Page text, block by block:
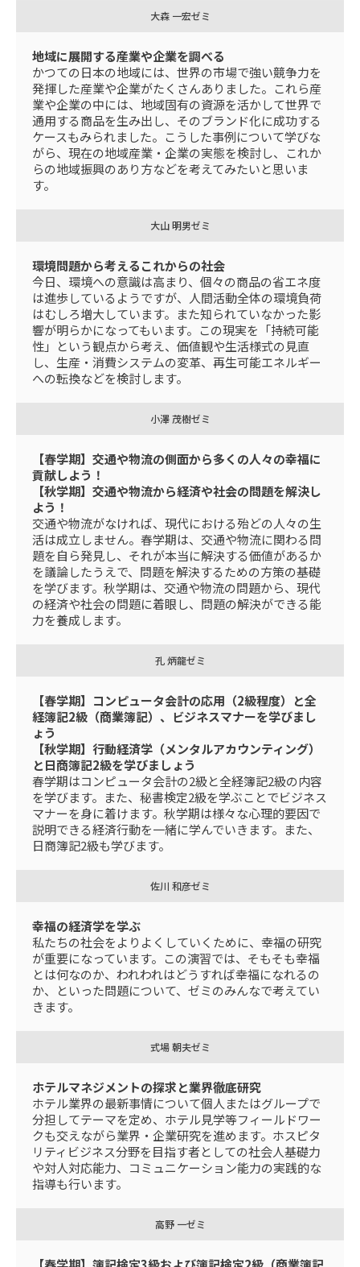
大森 一宏ゼミ
地域に展開する産業や企業を調べる
かつての日本の地域には、世界の市場で強い競争力を
発揮した産業や企業がたくさんありました。これら産
業や企業の中には、地域固有の資源を活かして世界で
通用する商品を生み出し、そのブランド化に成功する
ケースもみられました。こうした事例について学びな
がら、現在の地域産業・企業の実態を検討し、これか
らの地域振興のあり方などを考えてみたいと思いま
す。
大山 明男ゼミ
環境問題から考えるこれからの社会
今日、環境への意識は高まり、個々の商品の省エネ度
は進歩しているようですが、人間活動全体の環境負荷
はむしろ増大しています。また知られていなかった影
響が明らかになってもいます。この現実を「持続可能
性」という観点から考え、価値観や生活様式の見直
し、生産・消費システムの変革、再生可能エネルギー
への転換などを検討します。
小澤 茂樹ゼミ
【春学期】交通や物流の側面から多くの人々の幸福に
貢献しよう！
【秋学期】交通や物流から経済や社会の問題を解決し
よう！
交通や物流がなければ、現代における殆どの人々の生
活は成立しません。春学期は、交通や物流に関わる問
題を自ら発見し、それが本当に解決する価値があるか
を議論したうえで、問題を解決するための方策の基礎
を学びます。秋学期は、交通や物流の問題から、現代
の経済や社会の問題に着眼し、問題の解決ができる能
力を養成します。
孔 炳龍ゼミ
【春学期】コンピュータ会計の応用（2級程度）と全
経簿記2級（商業簿記）、ビジネスマナーを学びまし
ょう
【秋学期】行動経済学（メンタルアカウンティング）
と日商簿記2級を学びましょう
春学期はコンピュータ会計の2級と全経簿記2級の内容
を学びます。また、秘書検定2級を学ぶことでビジネス
マナーを身に着けます。秋学期は様々な心理的要因で
説明できる経済行動を一緒に学んでいきます。また、
日商簿記2級も学びます。
佐川 和彦ゼミ
幸福の経済学を学ぶ
私たちの社会をよりよくしていくために、幸福の研究
が重要になっています。この演習では、そもそも幸福
とは何なのか、われわれはどうすれば幸福になれるの
か、といった問題について、ゼミのみんなで考えてい
きます。
式場 朝夫ゼミ
ホテルマネジメントの探求と業界徹底研究
ホテル業界の最新事情について個人またはグループで
分担してテーマを定め、ホテル見学等フィールドワー
クも交えながら業界・企業研究を進めます。ホスピタ
リティビジネス分野を目指す者としての社会人基礎力
や対人対応能力、コミュニケーション能力の実践的な
指導も行います。
高野 一ゼミ